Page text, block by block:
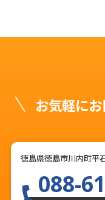
お気軽に
徳島県徳島市川内町平
088-